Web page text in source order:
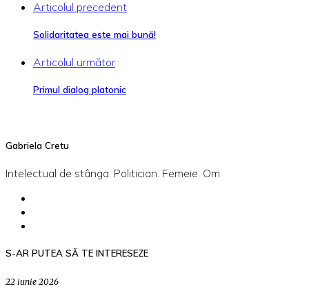
Articolul precedent
Solidaritatea este mai bună!
Articolul următor
Primul dialog platonic
Gabriela Cretu
Intelectual de stânga. Politician. Femeie. Om
S-AR PUTEA SĂ TE INTERESEZE
22 iunie 2026